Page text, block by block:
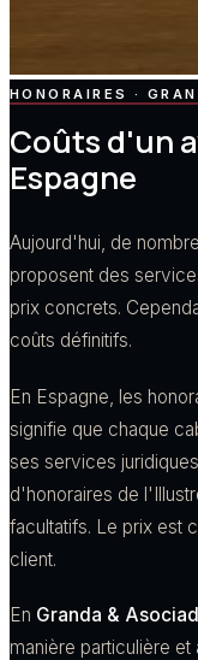
HONORAIRES ·
Coûts d'un
Espagne
Aujourd'hui, de
proposent des
prix concrets.
coûts définitifs.
En Espagne, les
signifie que chaque
ses services
d'honoraires de
facultatifs. Le prix est
client.
En Granda &
manière particulière